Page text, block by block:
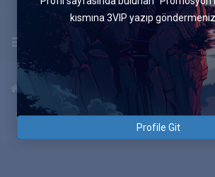
Uygulamayı İndir
Anasayfa Mavi
569.Bölüm
kısmına 3VIP yazıp
Profile Git